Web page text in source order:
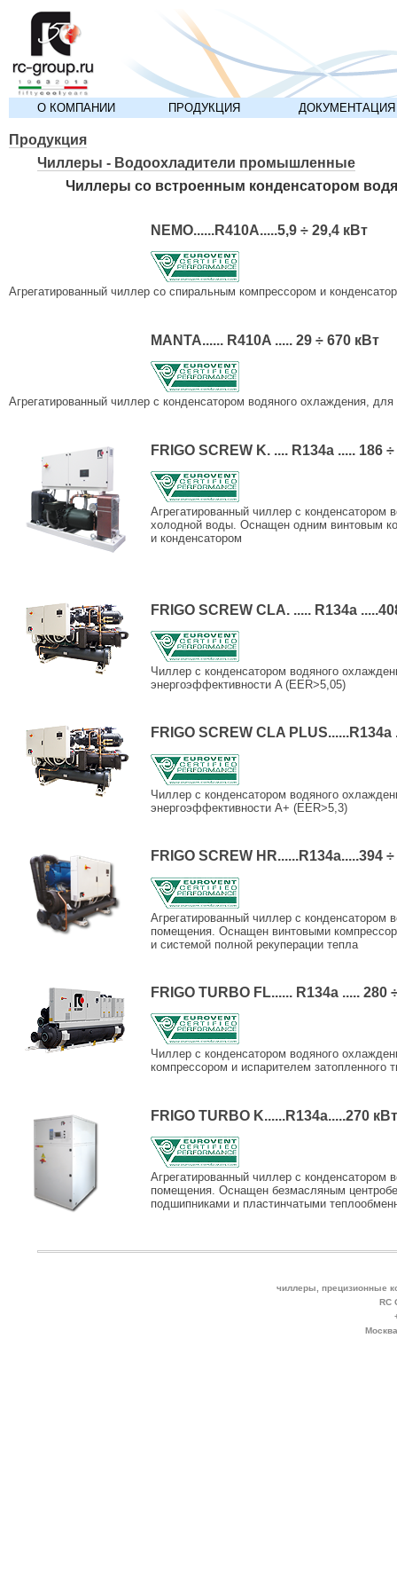
О КОМПАНИИ ПРОДУКЦИЯ ДОКУМЕНТАЦИЯ
Продукция
Чиллеры - Водоохладители промышленные
Чиллеры со встроенным конденсатором
NEMO......R410A.....5,9 ÷ 29,4 кВт
Агрегатированный чиллер со спиральным компрессором и
MANTA...... R410A ..... 29 ÷ 670 кВт
Агрегатированный чиллер с конденсатором водяного охлаждения,
FRIGO SCREW K. .... R134a ..... 186
Агрегатированный чиллер с конденсатором
холодной воды. Оснащен одним винтовым
и конденсатором
FRIGO SCREW CLA. ..... R134a
Чиллер с конденсатором водяного
энергоэффективности A (EER>5,05)
FRIGO SCREW CLA PLUS......R134a
Чиллер с конденсатором водяного
энергоэффективности А+ (EER>5,3)
FRIGO SCREW HR......R134a.....394
Агрегатированный чиллер с конденсатором
помещения. Оснащен винтовыми
и системой полной рекуперации тепла
FRIGO TURBO FL...... R134a ..... 280
Чиллер с конденсатором водяного
компрессором и испарителем затопленного
FRIGO TURBO K......R134a.....270 кВт
Агрегатированный чиллер с конденсатором
помещения. Оснащен безмасляным
подшипниками и пластинчатыми
чиллеры, прецизионные
RC